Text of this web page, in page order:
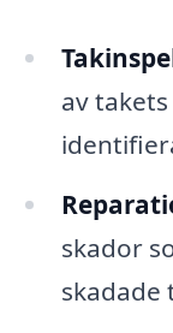
av
skador
skadade